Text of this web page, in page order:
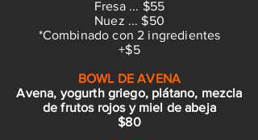
Fresa ... $55
Nuez ... $50
*Combinado con 2 ingredientes
+$5
BOWL DE AVENA
Avena, yogurth griego, plátano, mezcla
de frutos rojos y miel de abeja
$80